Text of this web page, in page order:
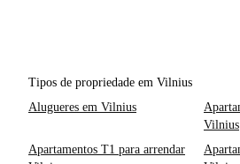
Tipos de propriedade em Vilnius
Alugueres em Vilnius
Vilnius
Apartamentos T1 para arrendar